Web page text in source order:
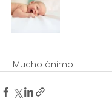
¡Mucho ánimo!